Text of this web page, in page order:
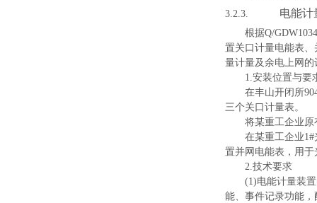
3.2.3.
电能计
根据Q/
置关口计量电能表
量计量及余电上网
1.安装位置与要
在丰山开闭 所90
三个关口计量表。
将某重工企业
在某重工企业1#
置并网电能表，用
2.技术要求
(1)电能计量装
能、事件记录功能